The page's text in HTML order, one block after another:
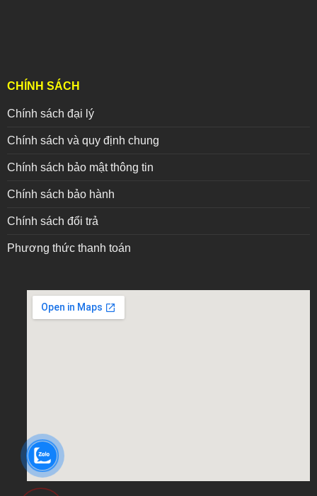
CHÍNH SÁCH
Chính sách đại lý
Chính sách và quy định chung
Chính sách bảo mật thông tin
Chính sách bảo hành
Chính sách đổi trả
Phương thức thanh toán